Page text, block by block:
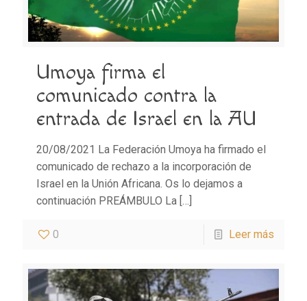
Umoya firma el
comunicado contra la
entrada de Israel en la AU
20/08/2021 La Federación Umoya ha firmado el
comunicado de rechazo a la incorporación de
Israel en la Unión Africana. Os lo dejamos a
continuación PREÁMBULO La […]
0 Leer más